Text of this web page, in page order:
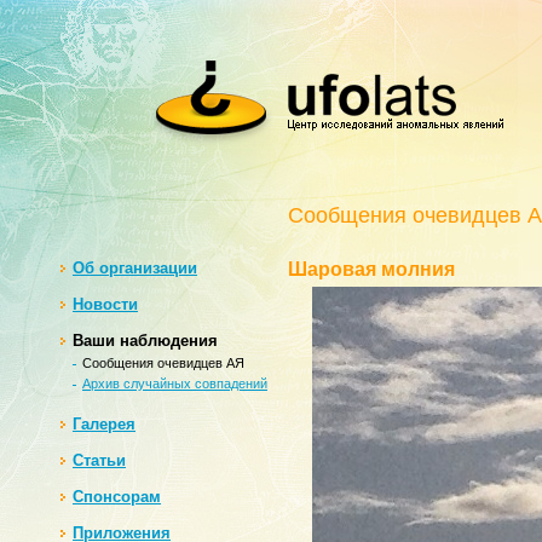
Oб организации
Новости
Ваши наблюдения
Сообщения очевидцев АЯ
Архив случайных совпадений
Галерея
Статьи
Спонсорам
Приложения
Сообщения очевидцев
Шаровая молния